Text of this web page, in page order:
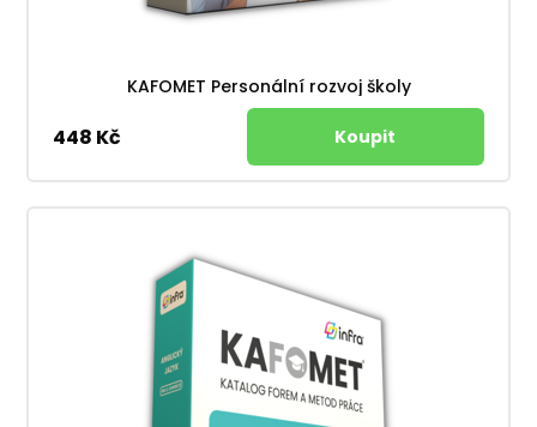
KAFOMET Personální rozvoj školy
448 Kč